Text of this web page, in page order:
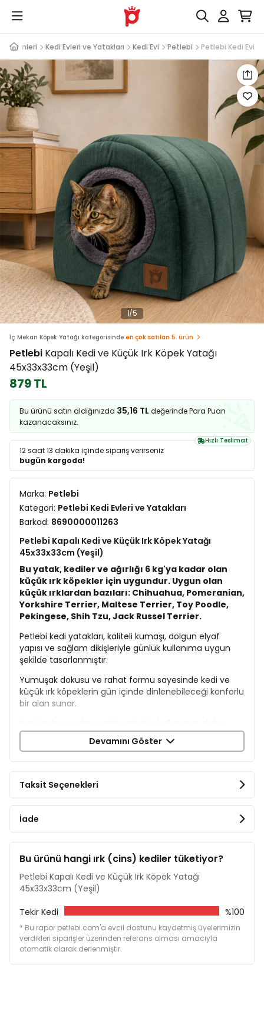
Ürünleri Kedi Evleri ve Yatakları Kedi Evi Petlebi Petlebi Kedi Evi
1/5
İç Mekan Köpek Yatağı kategorisinde en çok satılan 5. ürün
Petlebi Kapalı Kedi ve Küçük Irk Köpek Yatağı
45x33x33cm (Yeşil)
879 TL
Bu ürünü satın aldığınızda 35,16 TL değerinde Para Puan
kazanacaksınız.
Hızlı Teslimat
12 saat 13 dakika içinde sipariş verirseniz
bugün kargoda!
Marka: Petlebi
Kategori: Petlebi Kedi Evleri ve Yatakları
Barkod: 8690000011263
Petlebi Kapalı Kedi ve Küçük Irk Köpek Yatağı
45x33x33cm (Yeşil)
Bu yatak, kediler ve ağırlığı 6 kg'ya kadar olan
küçük ırk köpekler için uygundur. Uygun olan
küçük ırklardan bazıları: Chihuahua, Pomeranian,
Yorkshire Terrier, Maltese Terrier, Toy Poodle,
Pekingese, Shih Tzu, Jack Russel Terrier.
Petlebi kedi yatakları, kaliteli kumaşı, dolgun elyaf
yapısı ve sağlam dikişleriyle günlük kullanıma uygun
şekilde tasarlanmıştır.
Yumuşak dokusu ve rahat formu sayesinde kedi ve
küçük ırk köpeklerin gün içinde dinlenebileceği konforlu
bir alan sunar.
rahat hale getirirken çıkarılabilir yapısıyla pratiklik
sağlar.
tasarımıyla yaşam alanlarında şık bir görünüm
oluşturur.
makinesinde yıkanabilir. Kurutma makinesi
Materyal: Sağlam döşemelik kumaştan (tay tüyü)
üretilmiştir. İç kısmında ise yumuşak ve rahat bir
kullanım sunan elyaf dolgu bulunmaktadır.
En 45 cm
Boy 33 cm
Yükseklik 33 cm
Devamını Göster
Taksit Seçenekleri
İade
Bu ürünü hangi ırk (cins) kediler tüketiyor?
Petlebi Kapalı Kedi ve Küçük Irk Köpek Yatağı
45x33x33cm (Yeşil)
Tekir Kedi
%100
* Bu rapor petlebi.com'a evcil dostunu kaydetmiş üyelerimizin
verdikleri siparişler üzerinden referans olması amacıyla
otomatik olarak derlenmiştir.